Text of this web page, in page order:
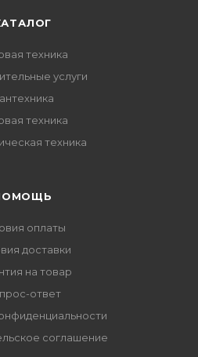
техника
услуги
техника
техника
оплаты
доставки
на товар
ответ
соглашение